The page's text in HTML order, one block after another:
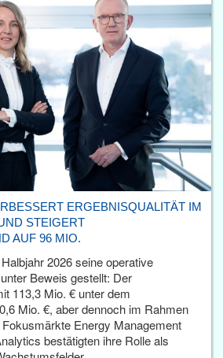
ERGEBNISQUALITÄT IM
STEIGERT
AUF 96 MIO.
2026 seine operative
Beweis gestellt: Der
113,3 Mio. € unter dem
Mio. €, aber dennoch im Rahmen
Energy Management
bestätigten ihre Rolle als